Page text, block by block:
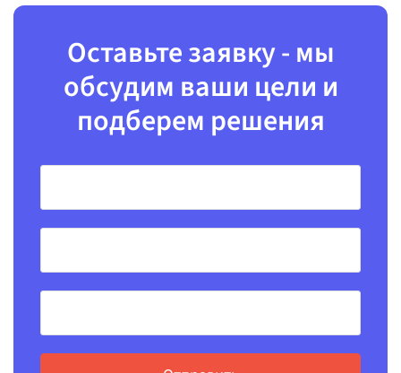
Оставьте заявку - мы
обсудим ваши цели и
подберем решения